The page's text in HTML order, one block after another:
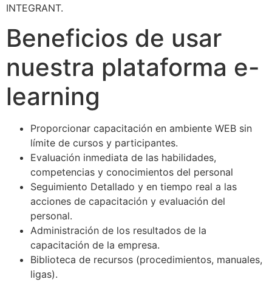
INTEGRANT.
Beneficios de usar
nuestra plataforma e-
learning
Proporcionar capacitación en ambiente WEB sin
límite de cursos y participantes.
Evaluación inmediata de las habilidades,
competencias y conocimientos del personal
Seguimiento Detallado y en tiempo real a las
acciones de capacitación y evaluación del
personal.
Administración de los resultados de la
capacitación de la empresa.
Biblioteca de recursos (procedimientos, manuales,
ligas).